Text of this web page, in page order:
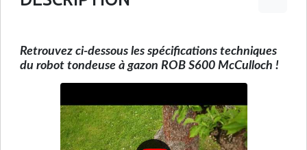
Retrouvez ci-dessous les spécifications techniques
du robot tondeuse à gazon ROB S600 McCulloch !